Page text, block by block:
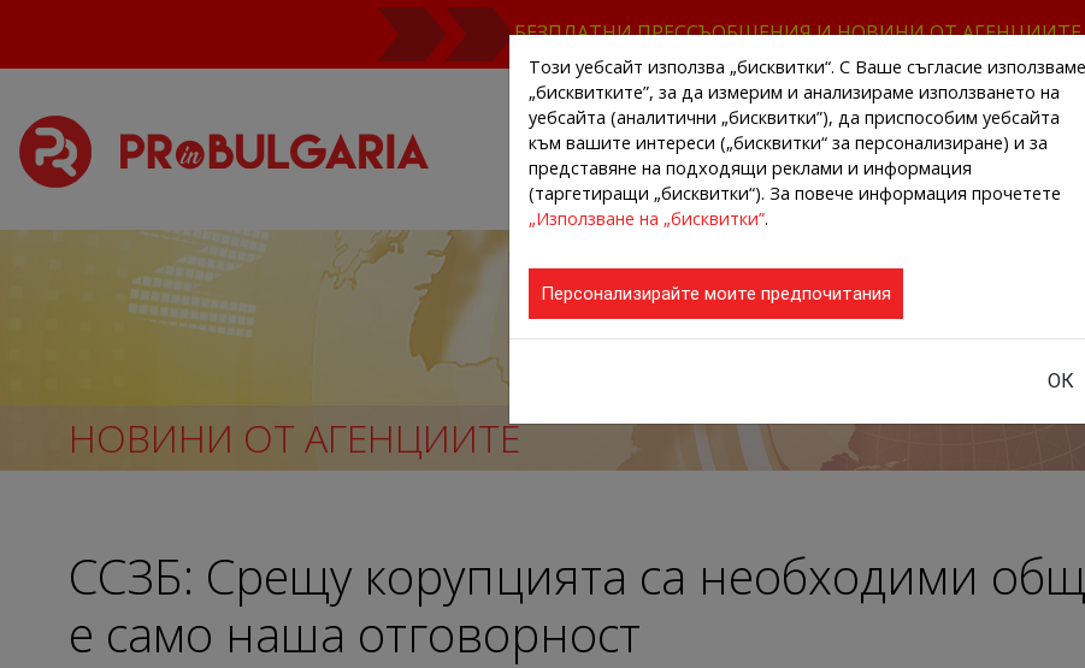
БЕЗПЛАТНИ ПРЕССЪОБЩЕНИЯ И НОВИНИ ОТ
НАЧАЛО НОВИНИ ОТ АГЕНЦИИТЕ
НОВИНИ ОТ АГЕНЦИИТЕ
ССЗБ: Срещу корупцията са необходими
е само наша отговорност
Този уебсайт използва „бисквитки“. С Ваше съгласие използваме
„бисквитките”, за да измерим и анализираме използването на
уебсайта (аналитични „бисквитки”), да приспособим уебсайта
към вашите интереси („бисквитки“ за персонализиране) и за
представяне на подходящи реклами и информация
(таргетиращи „бисквитки“). За повече информация прочетете
„Използване на „бисквитки”.
Персонализирайте моите предпочитания
ОК